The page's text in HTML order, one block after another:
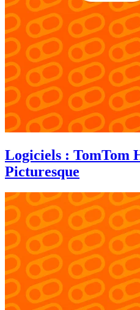
Logiciels : TomTom
Picturesque